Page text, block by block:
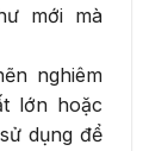
mới mà
nghiêm
lớn hoặc
dụng để